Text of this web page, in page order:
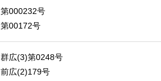
第000232号
第00172号
群広(3)第0248号
前広(2)179号